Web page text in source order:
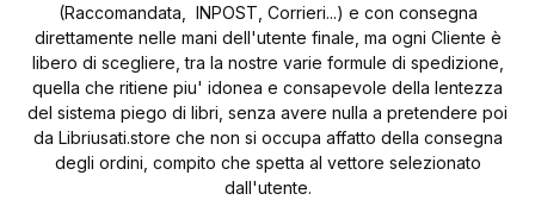
(Raccomandata, INPOST, Corrieri...) e con consegna
direttamente nelle mani dell'utente finale, ma ogni Cliente è
libero di scegliere, tra la nostre varie formule di spedizione,
quella che ritiene piu' idonea e consapevole della lentezza
del sistema piego di libri, senza avere nulla a pretendere poi
da Libriusati.store che non si occupa affatto della consegna
degli ordini, compito che spetta al vettore selezionato
dall'utente.